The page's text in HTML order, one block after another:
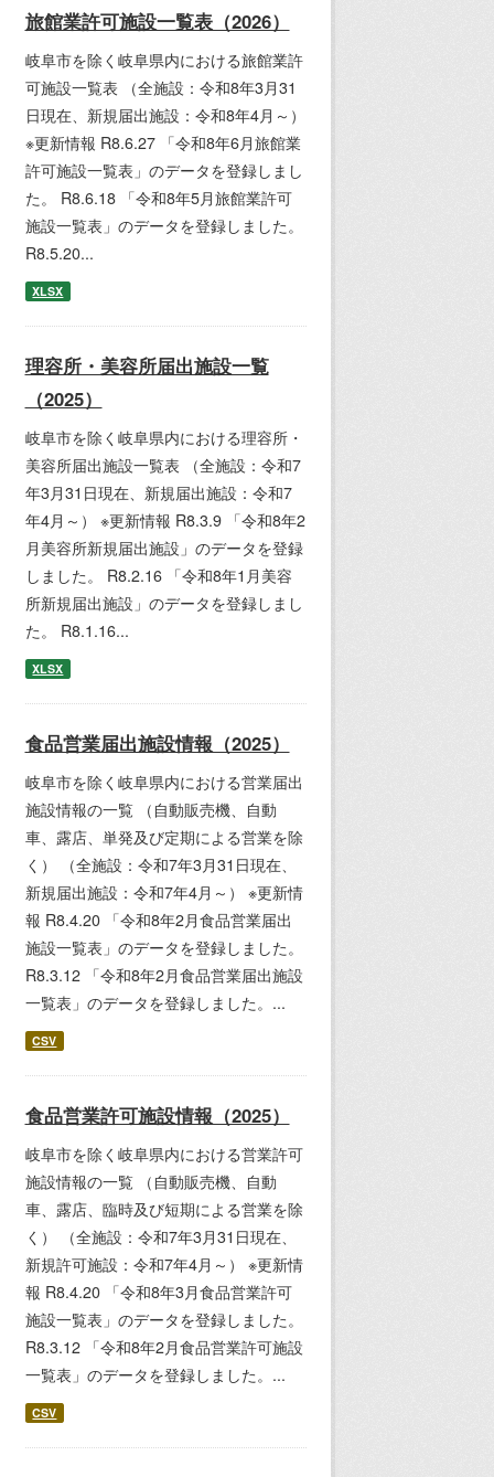
旅館業許可施設一覧表（2026）
岐阜市を除く岐阜県内における旅館業許
可施設一覧表 （全施設：令和8年3月31
日現在、新規届出施設：令和8年4月～）
※更新情報 R8.6.27 「令和8年6月旅館業
許可施設一覧表」のデータを登録しまし
た。 R8.6.18 「令和8年5月旅館業許可
施設一覧表」のデータを登録しました。
R8.5.20...
XLSX
理容所・美容所届出施設一覧
（2025）
岐阜市を除く岐阜県内における理容所・
美容所届出施設一覧表 （全施設：令和7
年3月31日現在、新規届出施設：令和7
年4月～） ※更新情報 R8.3.9 「令和8年2
月美容所新規届出施設」のデータを登録
しました。 R8.2.16 「令和8年1月美容
所新規届出施設」のデータを登録しまし
た。 R8.1.16...
XLSX
食品営業届出施設情報（2025）
岐阜市を除く岐阜県内における営業届出
施設情報の一覧 （自動販売機、自動
車、露店、単発及び定期による営業を除
く） （全施設：令和7年3月31日現在、
新規届出施設：令和7年4月～） ※更新情
報 R8.4.20 「令和8年2月食品営業届出
施設一覧表」のデータを登録しました。
R8.3.12 「令和8年2月食品営業届出施設
一覧表」のデータを登録しました。...
CSV
食品営業許可施設情報（2025）
岐阜市を除く岐阜県内における営業許可
施設情報の一覧 （自動販売機、自動
車、露店、臨時及び短期による営業を除
く） （全施設：令和7年3月31日現在、
新規許可施設：令和7年4月～） ※更新情
報 R8.4.20 「令和8年3月食品営業許可
施設一覧表」のデータを登録しました。
R8.3.12 「令和8年2月食品営業許可施設
一覧表」のデータを登録しました。...
CSV